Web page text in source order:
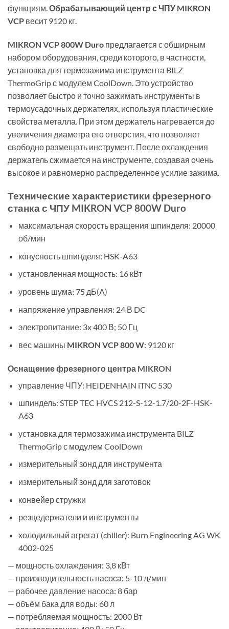
функциям.Обрабатывающий центр с ЧПУ MIKRON
VCP весит 9120 кг.
MIKRON VCP 800W Duro предлагается с обширным
набором оборудования, среди которого, в частности,
установка для термозажима инструмента BILZ
ThermoGrip с модулем CoolDown. Это устройство
позволяет быстро и точно зажимать инструменты в
термоусадочных держателях, используя пластические
свойства металла. При этом держатель нагревается до
увеличения диаметра его отверстия, что позволяет
свободно размещать инструмент. После охлаждения
держатель сжимается на инструменте, создавая очень
высокое и равномерно распределенное усилие зажима.
Технические характеристики фрезерного
станка с ЧПУ MIKRON VCP 800W Duro
максимальная скорость вращения шпинделя: 20000
об/мин
конусность шпинделя: HSK-A63
установленная мощность: 16 кВт
уровень шума: 75 дБ(A)
напряжение управления: 24 В DC
электропитание: 3x 400 В; 50 Гц
вес машины MIKRON VCP 800 W: 9120 кг
Оснащение фрезерного центра MIKRON
управление ЧПУ: HEIDENHAIN iTNC 530
шпиндель: STEP TEC HVCS 212-S-12-1.7/20-2F-HSK-
A63
установка для термозажима инструмента BILZ
ThermoGrip с модулем CoolDown
измерительный зонд для инструмента
измерительный зонд для заготовок
конвейер стружки
резцедержатели и инструменты
холодильный агрегат (chiller): Burn Engineering AG WK
4002-025
— мощность охлаждения: 3,8 кВт
— производительность насоса: 5-10 л/мин
— рабочее давление насоса: 8 бар
— объём бака для воды: 60 л
— потребляемая мощность: 2000 Вт